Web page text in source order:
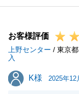
今後も東急リバ
ませ。
引き続き今後と
お客様評価
上野センター / 東京都
入
K様
K様 2025年12